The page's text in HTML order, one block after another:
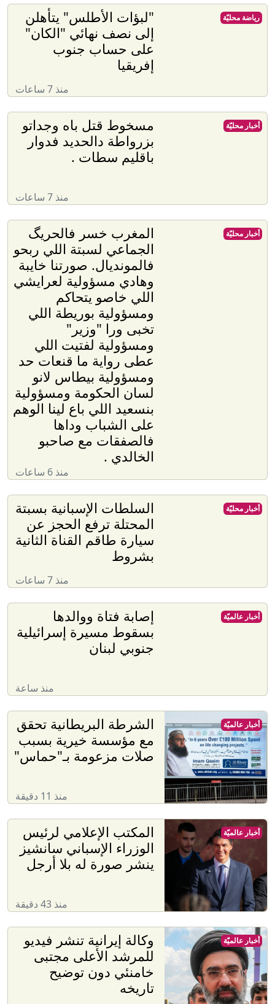
"لبؤات الأطلس" يتأهلن
إلى نصف نهائي "الكان"
على حساب جنوب
إفريقيا
منذ 7 ساعات
رياضة محليّة
مسخوط قتل باه وجداتو
بزرواطة دالحديد فدوار
باقليم سطات .
منذ 7 ساعات
أخبار محليّة
المغرب خسر فالحريگ
الجماعي لسبتة اللي ربحو
فالمونديال. صورتنا خايبة
وهادي مسؤولية لعرايشي
اللي خاصو يتحاكم
ومسؤولية بوريطة اللي
تخبى ورا "وزير"
ومسؤولية لفتيت اللي
عطى رواية ما قنعات حد
ومسؤولية بيطاس لانو
لسان الحكومة ومسؤولية
بنسعيد اللي باع لينا الوهم
على الشباب وداها
فالصفقات مع صاحبو
الخالدي .
منذ 6 ساعات
أخبار محليّة
السلطات الإسبانية بسبتة
المحتلة ترفع الحجز عن
سيارة طاقم القناة الثانية
بشروط
منذ 7 ساعات
أخبار محليّة
إصابة فتاة ووالدها
بسقوط مسيرة إسرائيلية
جنوبي لبنان
منذ ساعة
أخبار عالميّة
الشرطة البريطانية تحقق
مع مؤسسة خيرية بسبب
صلات مزعومة بـ"حماس"
منذ 11 دقيقة
أخبار عالميّة
المكتب الإعلامي لرئيس
الوزراء الإسباني سانشيز
ينشر صورة له بلا أرجل
منذ 43 دقيقة
أخبار عالميّة
وكالة إيرانية تنشر فيديو
للمرشد الأعلى مجتبى
خامنئي دون توضيح
تاريخه
أخبار عالميّة